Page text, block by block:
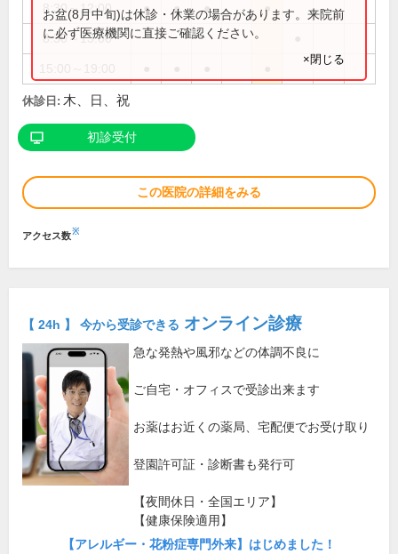
8:30～12:00 ● ● ● ●
8:30～13:00
お盆(8月中旬)は休診・休業の場合があります。来院前
に必ず医療機関に直接ご確認ください。
×閉じる
休診日: 木、日、祝
初診受付
この医院の詳細をみる
アクセス数※
【 24h 】 今から受診できる オンライン診療
急な発熱や風邪などの体調不良に
ご自宅・オフィスで受診出来ます
お薬はお近くの薬局、宅配便でお受け取り
登園許可証・診断書も発行可
【夜間休日・全国エリア】
【健康保険適用】
【アレルギー・花粉症専門外来】はじめました！